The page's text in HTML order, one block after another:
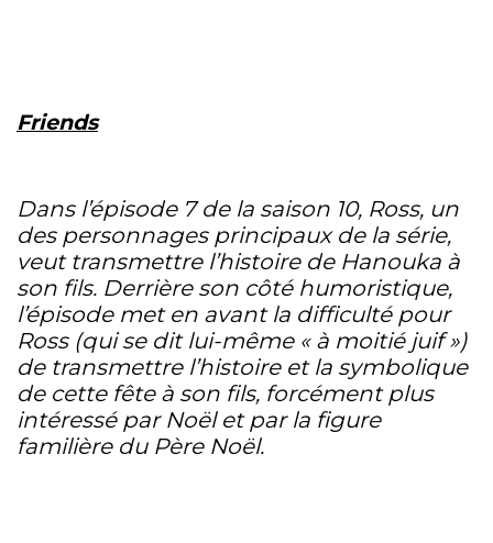
Friends
Dans l’épisode 7 de la saison 10, Ross, un
des personnages principaux de la série,
veut transmettre l’histoire de Hanouka à
son fils. Derrière son côté humoristique,
l’épisode met en avant la difficulté pour
Ross (qui se dit lui-même « à moitié juif »)
de transmettre l’histoire et la symbolique
de cette fête à son fils, forcément plus
intéressé par Noël et par la figure
familière du Père Noël.